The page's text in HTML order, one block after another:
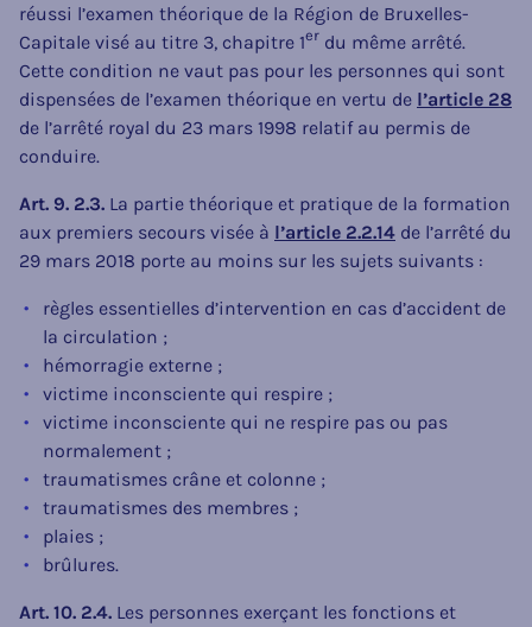
réussi l’examen théorique de la Région de Bruxelles-
Capitale visé au titre 3, chapitre 1er du même arrêté.
Cette condition ne vaut pas pour les personnes qui sont
dispensées de l’examen théorique en vertu de l’article 28
de l’arrêté royal du 23 mars 1998 relatif au permis de
conduire.
Art. 9. 2.3. La partie théorique et pratique de la formation
aux premiers secours visée à l’article 2.2.14 de l’arrêté du
29 mars 2018 porte au moins sur les sujets suivants :
règles essentielles d’intervention en cas d’accident de
la circulation ;
hémorragie externe ;
victime inconsciente qui respire ;
victime inconsciente qui ne respire pas ou pas
normalement ;
traumatismes crâne et colonne ;
traumatismes des membres ;
plaies ;
brûlures.
Art. 10. 2.4. Les personnes exerçant les fonctions et